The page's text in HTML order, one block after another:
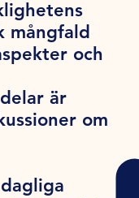
mångfald
och
är
om